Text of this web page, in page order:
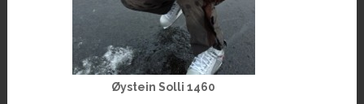
Øystein Solli 1460